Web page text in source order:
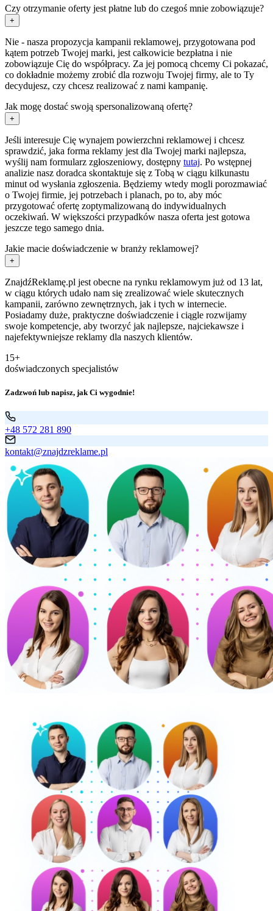
Czy otrzymanie oferty jest płatne lub do czegoś mnie zobowiązuje?
+
Nie - nasza propozycja kampanii reklamowej, przygotowana pod
kątem potrzeb Twojej marki, jest całkowicie bezpłatna i nie
zobowiązuje Cię do współpracy. Za jej pomocą chcemy Ci pokazać,
co dokładnie możemy zrobić dla rozwoju Twojej firmy, ale to Ty
decydujesz, czy chcesz realizować z nami kampanię.
Jak mogę dostać swoją spersonalizowaną ofertę?
+
Jeśli interesuje Cię wynajem powierzchni reklamowej i chcesz
sprawdzić, jaka forma reklamy jest dla Twojej marki najlepsza,
wyślij nam formularz zgłoszeniowy, dostępny tutaj. Po wstępnej
analizie nasz doradca skontaktuje się z Tobą w ciągu kilkunastu
minut od wysłania zgłoszenia. Będziemy wtedy mogli porozmawiać
o Twojej firmie, jej potrzebach i planach, po to, aby móc
przygotować ofertę zoptymalizowaną do indywidualnych
oczekiwań. W większości przypadków nasza oferta jest gotowa
jeszcze tego samego dnia.
Jakie macie doświadczenie w branży reklamowej?
+
ZnajdźReklamę.pl jest obecne na rynku reklamowym już od 13 lat,
w ciągu których udało nam się zrealizować wiele skutecznych
kampanii, zarówno zewnętrznych, jak i tych w internecie.
Posiadamy duże, praktyczne doświadczenie i ciągle rozwijamy
swoje kompetencje, aby tworzyć jak najlepsze, najciekawsze i
najefektywniejsze reklamy dla naszych klientów.
15+
doświadczonych specjalistów
Zadzwoń lub napisz, jak Ci wygodnie!
+48 572 281 890
kontakt@znajdzreklame.pl